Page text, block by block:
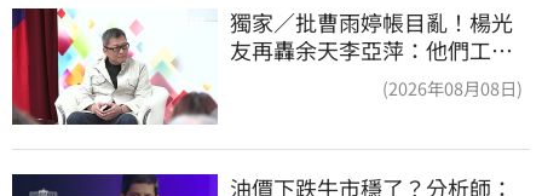
獨家／批曹雨婷帳目亂！楊光
友再轟余天李亞萍：他們工會
(2026年08月08日)
油價下跌牛市穩了？分析師：